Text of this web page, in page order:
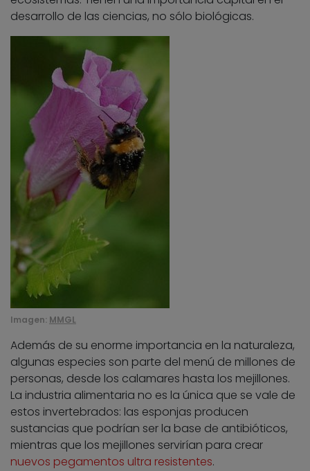
desarrollo de las ciencias, no sólo biológicas.
Imagen: MMGL
Además de su enorme importancia en la naturaleza,
algunas especies son parte del menú de millones de
personas, desde los calamares hasta los mejillones.
La industria alimentaria no es la única que se vale de
estos invertebrados: las esponjas producen
sustancias que podrían ser la base de antibióticos,
mientras que los mejillones servirían para crear
nuevos pegamentos ultra resistentes.